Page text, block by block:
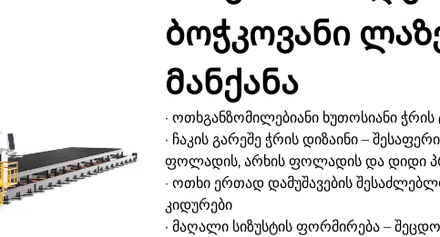
ბოჭკოვანი
მანქანა
· ოთხგანზომილებიანი ხუთოსიანი
· ჩაკის გარეშე ჭრის დიზაინი –
ფოლადის, არხის ფოლადის და დიდი
· ოთხი ერთად დამუშავების
კიდურები
· მაღალი სიზუსტის ფორმირება –